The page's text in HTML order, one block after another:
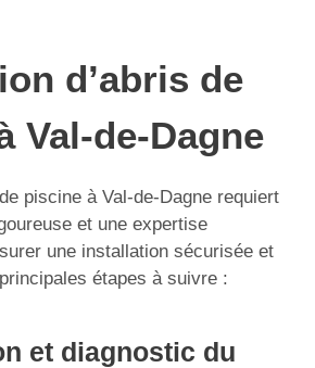
d’abris de
Val-de-Dagne
piscine à Val-de-Dagne requiert
et une expertise
une installation sécurisée et
étapes à suivre :
et diagnostic du